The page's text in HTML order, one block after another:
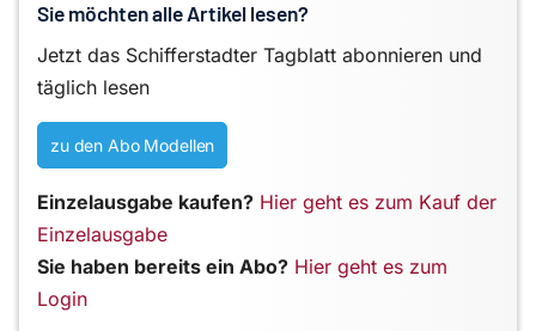
Sie möchten alle Artikel lesen?
Jetzt das Schifferstadter Tagblatt abonnieren und
täglich lesen
zu den Abo Modellen
Einzelausgabe kaufen? Hier geht es zum Kauf der
Einzelausgabe
Sie haben bereits ein Abo? Hier geht es zum
Login